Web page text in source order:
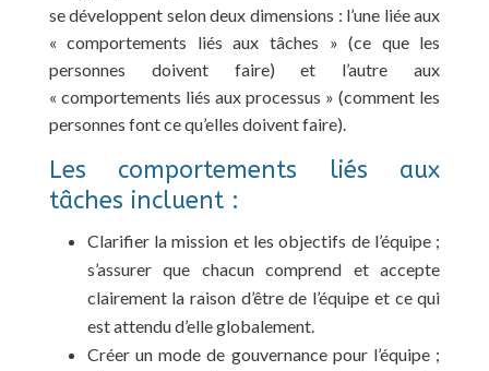
se développent selon deux dimensions : l’une liée aux
« comportements liés aux tâches » (ce que les
personnes doivent faire) et l’autre aux
« comportements liés aux processus » (comment les
personnes font ce qu’elles doivent faire).
Les comportements liés aux
tâches incluent :
Clarifier la mission et les objectifs de l’équipe ;
s’assurer que chacun comprend et accepte
clairement la raison d’être de l’équipe et ce qui
est attendu d’elle globalement.
Créer un mode de gouvernance pour l’équipe ;